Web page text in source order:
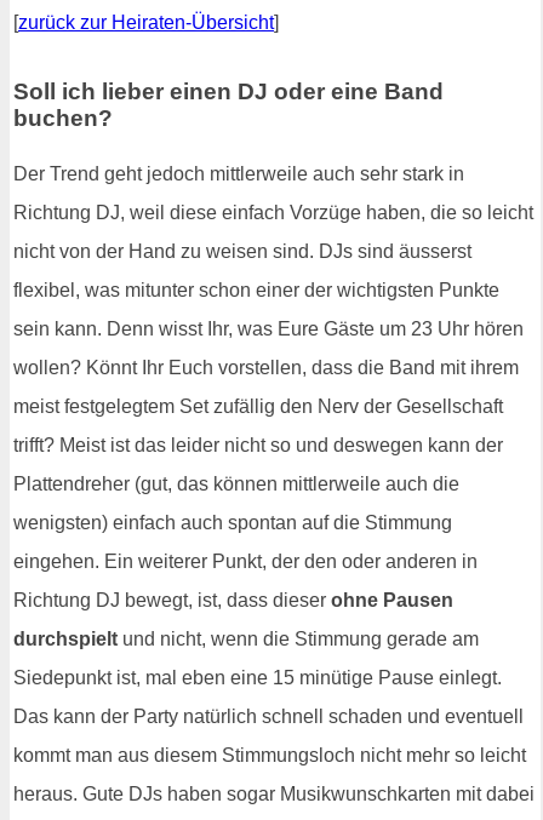
[zurück zur Heiraten-Übersicht]
Soll ich lieber einen DJ oder eine Band
buchen?
Der Trend geht jedoch mittlerweile auch sehr stark in
Richtung DJ, weil diese einfach Vorzüge haben, die so leicht
nicht von der Hand zu weisen sind. DJs sind äusserst
flexibel, was mitunter schon einer der wichtigsten Punkte
sein kann. Denn wisst Ihr, was Eure Gäste um 23 Uhr hören
wollen? Könnt Ihr Euch vorstellen, dass die Band mit ihrem
meist festgelegtem Set zufällig den Nerv der Gesellschaft
trifft? Meist ist das leider nicht so und deswegen kann der
Plattendreher (gut, das können mittlerweile auch die
wenigsten) einfach auch spontan auf die Stimmung
eingehen. Ein weiterer Punkt, der den oder anderen in
Richtung DJ bewegt, ist, dass dieser ohne Pausen
durchspielt und nicht, wenn die Stimmung gerade am
Siedepunkt ist, mal eben eine 15 minütige Pause einlegt.
Das kann der Party natürlich schnell schaden und eventuell
kommt man aus diesem Stimmungsloch nicht mehr so leicht
heraus. Gute DJs haben sogar Musikwunschkarten mit dabei